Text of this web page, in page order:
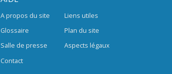
A propos du site
Glossaire
Salle de presse
Contact
Liens utiles
Plan du site
Aspects légaux